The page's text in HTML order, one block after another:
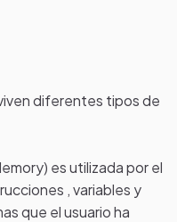
diferentes tipos de
es utilizada por el
, variables y
que el usuario ha